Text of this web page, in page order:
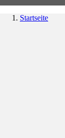
Startseite